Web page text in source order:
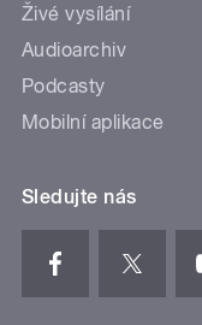
Živé vysílání
Audioarchiv
Podcasty
Mobilní aplikace
Sledujte nás